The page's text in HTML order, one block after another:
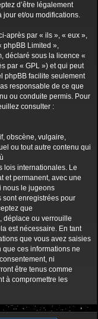
d’être légalement
jour et/ou modifications.
après par « ils », « eux »,
phpBB Limited »,
déclaré sous la licence «
par « GPL ») et qui peut
phpBB facilite seulement
responsable de ce que
ou conduite permis. Pour
consulter :
obscène, vulgaire,
ou tout autre contenu qui
lois internationales. Le
et permanent, avec une
nous le jugeons
sont enregistrées pour
que
déplace ou verrouille
est nécessaire. En tant
que vous avez saisies
ces informations ne
ni
être tenus comme
à compromettre les